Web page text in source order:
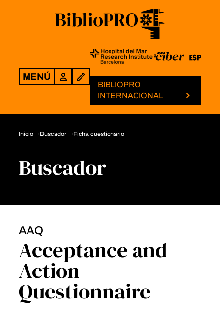
MENÚ Login
BIBLIOPRO
INTERNACIONAL
Inicio Buscador Ficha cuestionario
Buscador
AAQ
Acceptance and
Action
Questionnaire